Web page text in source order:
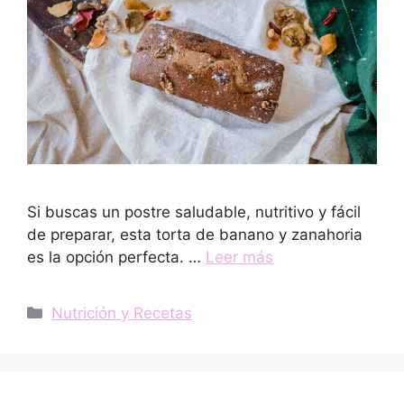
Si buscas un postre saludable, nutritivo y fácil
de preparar, esta torta de banano y zanahoria
es la opción perfecta. … Leer más
Categorías
Nutrición y Recetas